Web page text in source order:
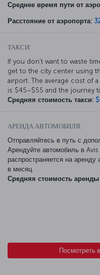
Среднее время пути от
Расстояние от аэропорта:
ТАКСИ:
If you don’t want to waste
get to the city center using
airport. The average cost of
is $45–$55 and the journey
Средняя стоимость такси:
АРЕНДА АВТОМОБИЛЯ:
Отправляйтесь в путь с
Арендуйте автомобиль в Avis
распространяется на
в месяц.
Средняя стоимость
Посмотреть